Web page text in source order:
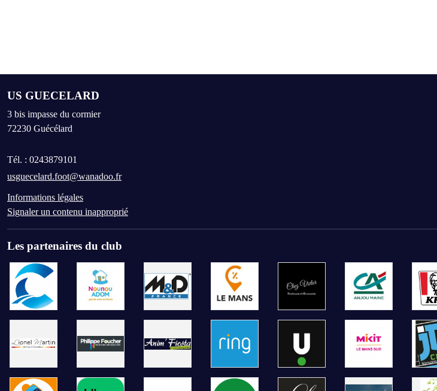
US GUECELARD
3 bis impasse du cormier
72230 Guécélard
Tél. : 0243879101
usguecelard.foot@wanadoo.fr
Informations légales
Signaler un contenu inapproprié
Les partenaires du club